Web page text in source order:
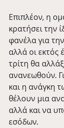
Επιπλέον, η
κρατήσει την
φανέλα για
αλλά οι εκτός
τρίτη θα
ανανεωθούν.
και η ανάγκη
θέλουν μια
αλλά και να
εσόδων.